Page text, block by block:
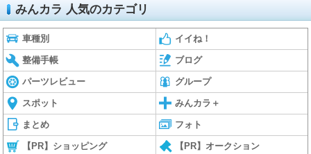
みんカラ 人気のカテゴリ
車種別 イイね！
整備手帳 ブログ
パーツレビュー グループ
スポット みんカラ＋
まとめ フォト
【PR】ショッピング 【PR】オークション